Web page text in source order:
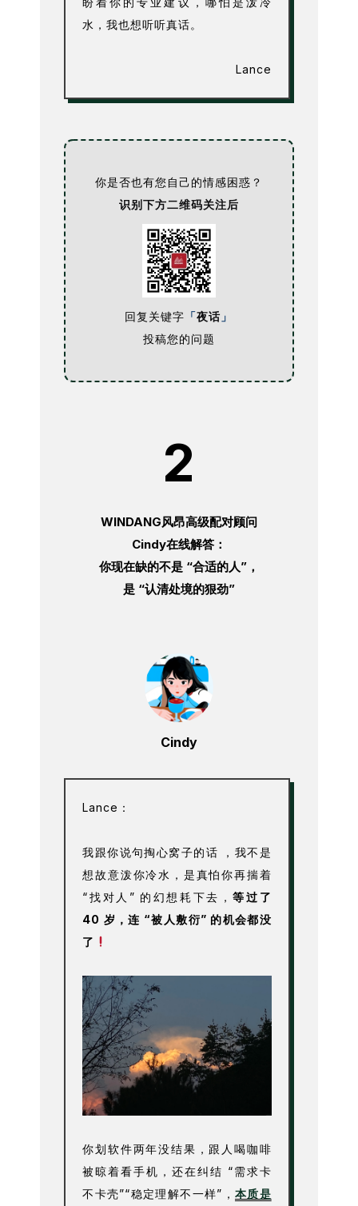
水，我也想听听真话。
Lance
你是否也有您自己的情感困惑？
识别下方二维码关注后
回复关键字 「夜话 」
投稿您的问题
2
WINDANG风昂高级配对顾问
Cindy在线解答：
你现在缺的不是 “合适的人”，
是 “认清处境的狠劲”
Cindy
Lance：
我跟你说句掏心窝子的话 ，我不是
想故意泼你冷水，是真怕你再揣着
“找对人” 的幻想耗下去，等过了
40 岁，连 “被人敷衍” 的机会都没
了
你划软件两年没结果，跟人喝咖啡
被晾着看手机，还在纠结 “需求卡
不卡壳”“稳定理解不一样”， 本质是